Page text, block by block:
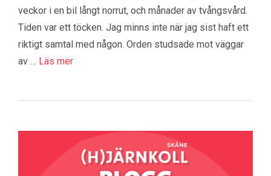
veckor i en bil långt norrut, och månader av tvångsvård.
Tiden var ett töcken. Jag minns inte när jag sist haft ett
riktigt samtal med någon. Orden studsade mot väggar
av … Läs mer